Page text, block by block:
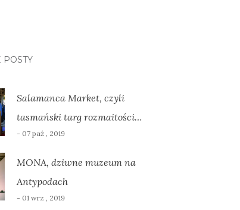
POSTY
Salamanca Market, czyli
tasmański targ rozmaitości…
- 07 paź , 2019
MONA, dziwne muzeum na
Antypodach
- 01 wrz , 2019